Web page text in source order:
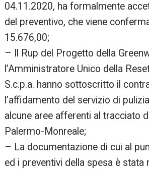
04.11.2020, ha formalmente
del preventivo, che viene
15.676,00;
– Il Rup del Progetto della
l’Amministratore Unico della
S.c.p.a. hanno sottoscritto il
l’affidamento del servizio di
alcune aree afferenti al tracciato
Palermo-Monreale;
– La documentazione di cui al
ed i preventivi della spesa è stata